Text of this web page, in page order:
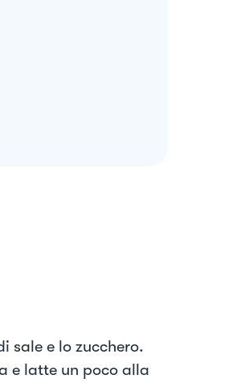
sale e lo zucchero.
e latte un poco alla